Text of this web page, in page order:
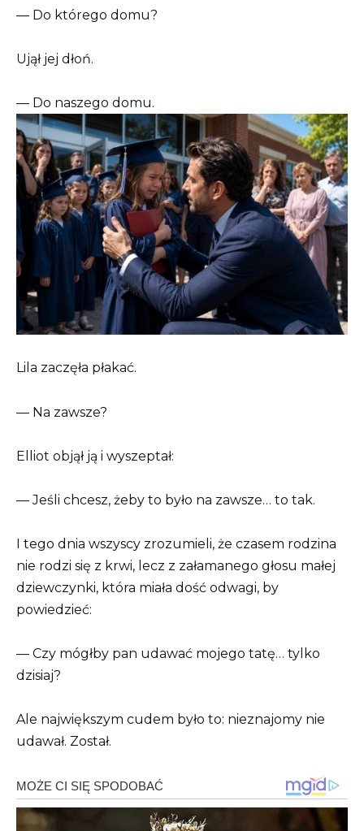
— Do którego domu?
Ujął jej dłoń.
— Do naszego domu.
Lila zaczęła płakać.
— Na zawsze?
Elliot objął ją i wyszeptał:
— Jeśli chcesz, żeby to było na zawsze… to tak.
I tego dnia wszyscy zrozumieli, że czasem rodzina
nie rodzi się z krwi, lecz z załamanego głosu małej
dziewczynki, która miała dość odwagi, by
powiedzieć:
— Czy mógłby pan udawać mojego tatę… tylko
dzisiaj?
Ale największym cudem było to: nieznajomy nie
udawał. Został.